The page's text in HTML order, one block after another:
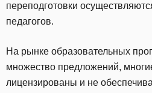
переподготовки
педагогов.
На рынке образовательных
множество предложений,
лицензированы и не